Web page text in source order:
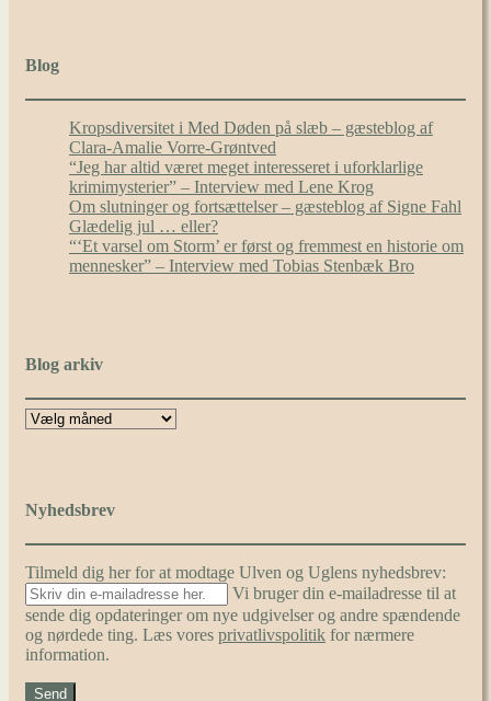
Blog
Kropsdiversitet i Med Døden på slæb – gæsteblog af
Clara-Amalie Vorre-Grøntved
“Jeg har altid været meget interesseret i uforklarlige
krimimysterier” – Interview med Lene Krog
Om slutninger og fortsættelser – gæsteblog af Signe Fahl
Glædelig jul … eller?
“‘Et varsel om Storm’ er først og fremmest en historie om
mennesker” – Interview med Tobias Stenbæk Bro
Blog arkiv
Nyhedsbrev
Tilmeld dig her for at modtage Ulven og Uglens nyhedsbrev:
Vi bruger din e-mailadresse til at
sende dig opdateringer om nye udgivelser og andre spændende
og nørdede ting. Læs vores privatlivspolitik for nærmere
information.